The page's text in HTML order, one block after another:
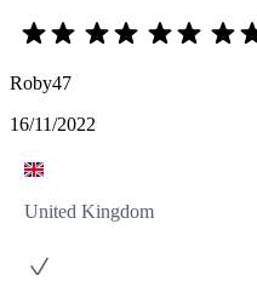
Roby47
16/11/2022
United Kingdom